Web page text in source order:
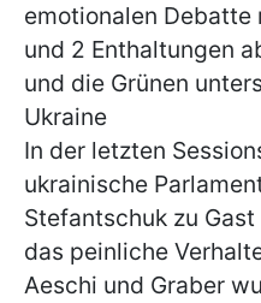
emotionalen Debatte
und 2 Enthaltungen
und die Grünen
Ukraine
In der letzten
ukrainische
Stefantschuk zu
das peinliche
Aeschi und Graber